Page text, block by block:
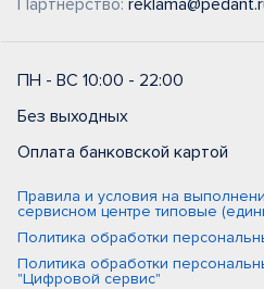
Партнерство:
ПН - ВС 10:00 - 22:00
Без выходных
Оплата банковской картой
Правила и условия на
сервисном центре типовые
Политика обработки
Политика обработки
"Цифровой сервис"